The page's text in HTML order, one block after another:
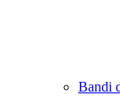
Bandi